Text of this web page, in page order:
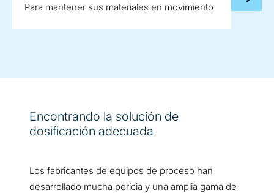
Para mantener sus materiales en movimiento
Encontrando la solución de
dosificación adecuada
Los fabricantes de equipos de proceso han
desarrollado mucha pericia y una amplia gama de